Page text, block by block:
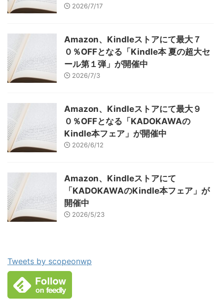
2026/7/17
Amazon、Kindleストアにて最大７
０％OFFとなる「Kindle本 夏の超大セ
ール第１弾」が開催中
2026/7/3
Amazon、Kindleストアにて最大９
０％OFFとなる「KADOKAWAの
Kindle本フェア」が開催中
2026/6/12
Amazon、Kindleストアにて
「KADOKAWAのKindle本フェア」が
開催中
2026/5/23
Tweets by scopeonwp